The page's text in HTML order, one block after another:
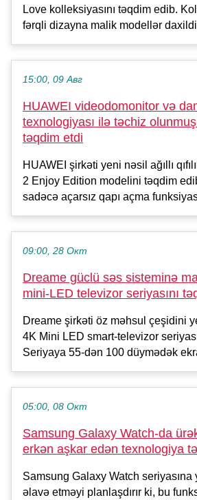
Love kolleksiyasını təqdim edib.
fərqli dizayna malik modellər
15:00, 09 Авг
HUAWEI videodomonitor və
texnologiyası ilə təchiz olunmuş
təqdim etdi
HUAWEI şirkəti yeni nəsil ağıllı
2 Enjoy Edition modelini təqdim
sadəcə açarsız qapı açma
09:00, 28 Окт
Dreame güclü səs sisteminə
mini-LED televizor seriyasını
Dreame şirkəti öz məhsul çeşidini
4K Mini LED smart-televizor
Seriyaya 55-dən 100 düymədək
05:00, 08 Окт
Samsung Galaxy Watch-da ürək
erkən aşkar edən texnologiya
Samsung Galaxy Watch seriyasına
əlavə etməyi planlaşdırır ki, bu